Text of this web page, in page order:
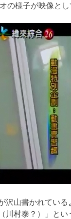
の様子が映像と
山書かれている
川村泰？）」と